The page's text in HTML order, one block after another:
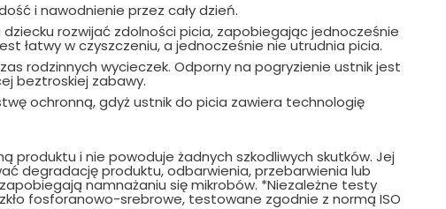
i nawodnienie przez cały dzień.
rozwijać zdolności picia, zapobiegając jednocześnie
łatwy w czyszczeniu, a jednocześnie nie utrudnia picia.
rodzinnych wycieczek. Odporny na pogryzienie ustnik jest
beztroskiej zabawy.
ochronną, gdyż ustnik do picia zawiera technologię
produktu i nie powoduje żadnych szkodliwych skutków. Jej
degradację produktu, odbarwienia, przebarwienia lub
namnażaniu się mikrobów. *Niezależne testy
fosforanowo-srebrowe, testowane zgodnie z normą ISO